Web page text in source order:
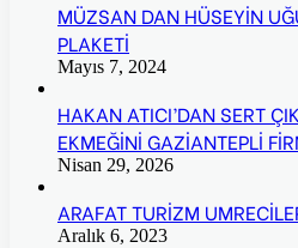
MÜZSAN DAN HÜSEYİN
PLAKETİ
Mayıs 7, 2024
HAKAN ATICI’DAN SERT
EKMEĞİNİ GAZİANTEPLİ
Nisan 29, 2026
ARAFAT TURİZM
Aralık 6, 2023